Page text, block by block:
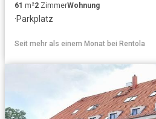
61 m²2 ZimmerWohnung
·Parkplatz
Seit mehr als einem Monat bei Rentola